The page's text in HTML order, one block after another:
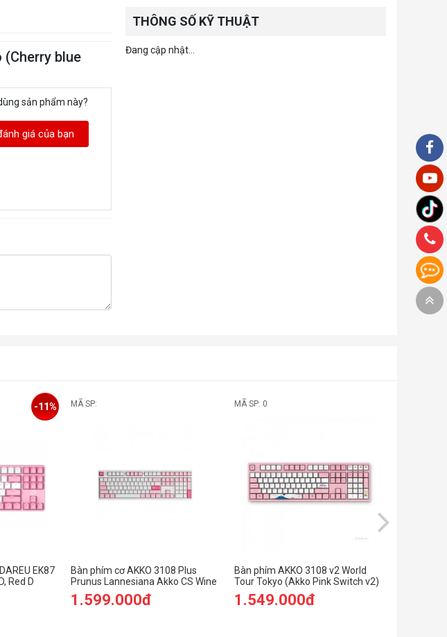
(Cherry blue
sản phẩm này?
giá của bạn
THÔNG SỐ KỸ THUẬT
Đang cập nhật...
EK87
Red D
-11% MÃ SP:
Bàn phím cơ AKKO 3108 Plus
Prunus Lannesiana Akko CS Wine
Red switch
1.599.000đ
MÃ SP: 0
Bàn phím AKKO 3108 v2 World
Tour Tokyo (Akko Pink Switch v2)
1.549.000đ